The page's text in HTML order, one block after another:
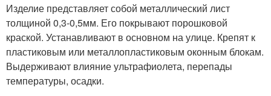
Изделие представляет собой металлический лист
толщиной 0,3-0,5мм. Его покрывают порошковой
краской. Устанавливают в основном на улице. Крепят к
пластиковым или металлопластиковым оконным блокам.
Выдерживают влияние ультрафиолета, перепады
температуры, осадки.